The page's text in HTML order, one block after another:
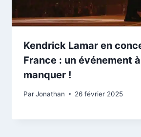
Kendrick Lamar en
France : un événement
manquer !
ParJonathan 26 février 2025